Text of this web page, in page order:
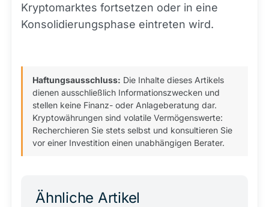
Kryptomarktes fortsetzen oder in eine
Konsolidierungsphase eintreten wird.
Haftungsausschluss: Die Inhalte dieses Artikels
dienen ausschließlich Informationszwecken und
stellen keine Finanz- oder Anlageberatung dar.
Kryptowährungen sind volatile Vermögenswerte:
Recherchieren Sie stets selbst und konsultieren Sie
vor einer Investition einen unabhängigen Berater.
Ähnliche Artikel